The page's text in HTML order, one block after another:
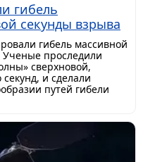
гибель
секунды взрыва
гибель массивной
Ученые проследили
сверхновой,
и сделали
путей гибели